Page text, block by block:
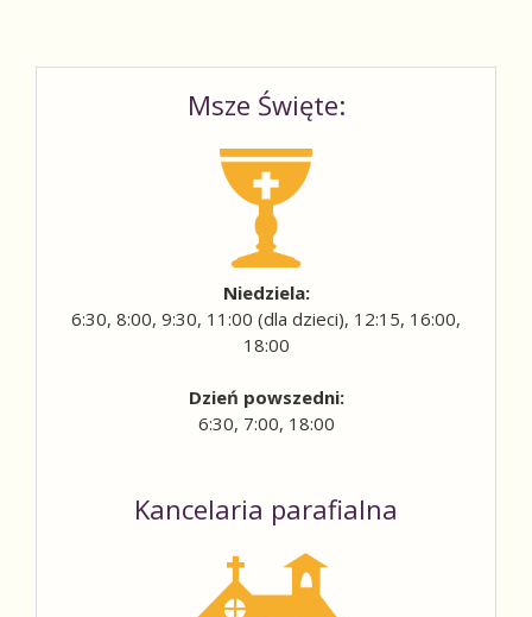
Msze Święte:
Niedziela:
6:30, 8:00, 9:30, 11:00 (dla dzieci), 12:15, 16:00,
18:00
Dzień powszedni:
6:30, 7:00, 18:00
Kancelaria parafialna